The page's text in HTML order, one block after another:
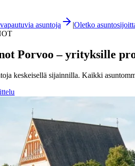
asuntoja |Oletko
Porvoo – yrityksille
keskeisellä sijainnilla. Kaikki